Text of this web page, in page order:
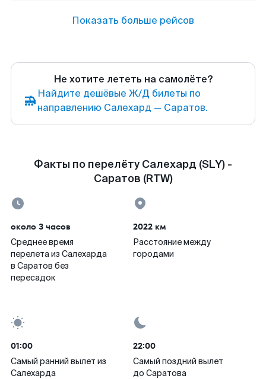
Показать больше рейсов
Не хотите лететь на самолёте?
Найдите дешёвые Ж/Д билеты по
направлению Салехард — Саратов.
Факты по перелёту Салехард (SLY) -
Саратов (RTW)
около 3 часов
Среднее время
перелета из Салехарда
в Саратов без
пересадок
2022 км
Расстояние между
городами
01:00
Самый ранний вылет из
Салехарда
22:00
Самый поздний вылет
до Саратова